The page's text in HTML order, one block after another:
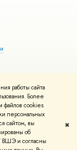
работы сайта
Более
файлов cookies
персональных
сайтом, вы
об
ВШЭ и согласны
✖
использования